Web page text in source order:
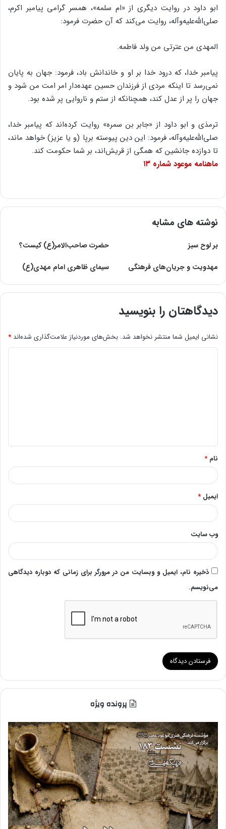
ابو داود در روایت دیگرى از «ام سلمه‌‌»، همسر گرامى پیامبر اکرم،
صلى‌‌الله‌‌علیه‌‌وآله، روایت مى‌‌کند که آن حضرت فرمود:
المهدى من عترتى من ولد فاطمه.
پیامبر خدا، که درود خدا بر او و خاندانش باد، فرمود: جهان به پایان
نمى‌‌رسد تا اینکه مردى از فرزندان حسین عهده‌‌دار امر امت من شود و
جهان را پر از عدل کند، همچنانکه از ستم و ناروایى پر شده بود.
ترمذى و ابو داود از «جابر بن سمره‌‌» روایت کرده‌‌اند که پیامبر خدا،
صلى‌‌الله‌‌علیه‌‌وآله، فرمود: این دین پیوسته برپا (و یا عزیز) خواهد ماند،
تا دوازده جانشین که همگى از قریش‌‌اند، بر شما حکومت کند.
ماهنامه موعود شماره ۱۳
نوشته های مشابه
بر لوح سبز
حضرت صاحب‌الامر(ع) کیست؟
مهدویت و جریان‌های فرهنگی
سیمای ظاهری امام مهدی‏(ع)
دیدگاهتان را بنویسید
نشانی ایمیل شما منتشر نخواهد شد. بخش‌های موردنیاز علامت‌گذاری شده‌اند *
*
نام *
ایمیل *
وب‌ سایت
ذخیره نام، ایمیل و وبسایت من در مرورگر برای زمانی که دوباره دیدگاهی
می‌نویسم.
پرونده ویژه